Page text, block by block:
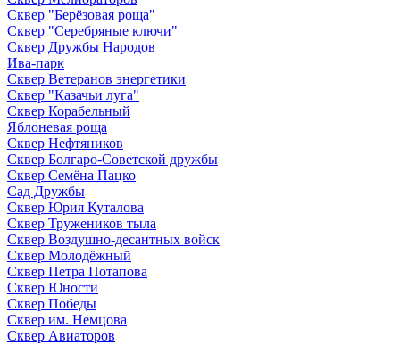
Сквер "Берёзовая роща"
Сквер "Серебряные ключи"
Сквер Дружбы Народов
Ива-парк
Сквер Ветеранов энергетики
Сквер "Казачьи луга"
Сквер Корабельный
Яблоневая роща
Сквер Нефтяников
Сквер Болгаро-Советской дружбы
Сквер Семёна Пацко
Сад Дружбы
Сквер Юрия Куталова
Сквер Тружеников тыла
Сквер Воздушно-десантных войск
Сквер Молодёжный
Сквер Петра Потапова
Сквер Юности
Сквер Победы
Сквер им. Немцова
Сквер Авиаторов